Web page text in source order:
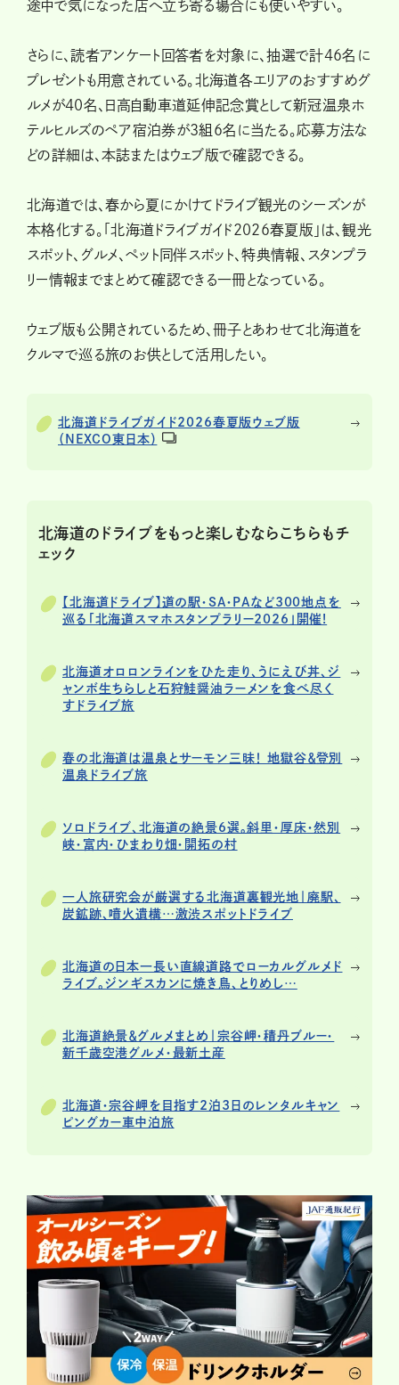
途中で気になった店へ立ち寄る場合にも使いやすい。
さらに、読者アンケート回答者を対象に、抽選で計46名に
プレゼントも用意されている。北海道各エリアのおすすめグ
ルメが40名、日高自動車道延伸記念賞として新冠温泉ホ
テルヒルズのペア宿泊券が3組6名に当たる。応募方法な
どの詳細は、本誌またはウェブ版で確認できる。
北海道では、春から夏にかけてドライブ観光のシーズンが
本格化する。「北海道ドライブガイド2026春夏版」は、観光
スポット、グルメ、ペット同伴スポット、特典情報、スタンプラ
リー情報までまとめて確認できる一冊となっている。
ウェブ版も公開されているため、冊子とあわせて北海道を
クルマで巡る旅のお供として活用したい。
北海道ドライブガイド2026春夏版ウェブ版
（NEXCO東日本）
北海道のドライブをもっと楽しむならこちらもチ
ェック
【北海道ドライブ】道の駅・SA・PAなど300地点を
巡る「北海道スマホスタンプラリー2026」開催!
北海道オロロンラインをひた走り、うにえび丼、ジ
ャンボ生ちらしと石狩鮭醤油ラーメンを食べ尽く
すドライブ旅
春の北海道は温泉とサーモン三昧！ 地獄谷＆登別
温泉ドライブ旅
ソロドライブ、北海道の絶景6選。斜里・厚床・然別
峡・富内・ひまわり畑・開拓の村
一人旅研究会が厳選する北海道裏観光地｜廃駅、
炭鉱跡、噴火遺構…激渋スポットドライブ
北海道の日本一長い直線道路でローカルグルメド
ライブ。ジンギスカンに焼き鳥、とりめし…
北海道絶景＆グルメまとめ｜宗谷岬・積丹ブルー・
新千歳空港グルメ・最新土産
北海道・宗谷岬を目指す2泊3日のレンタルキャン
ピングカー車中泊旅